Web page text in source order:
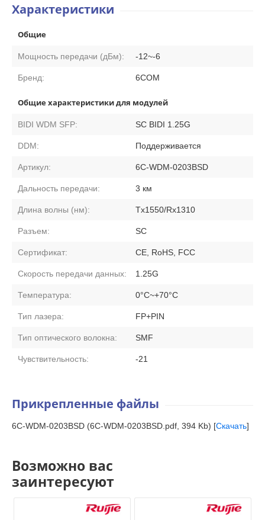
Характеристики
Общие
Мощность передачи (дБм): -12~-6
Бренд: 6COM
Общие характеристики для модулей
BIDI WDM SFP: SC BIDI 1.25G
DDM: Поддерживается
Артикул: 6C-WDM-0203BSD
Дальность передачи: 3 км
Длина волны (нм): Tx1550/Rx1310
Разъем: SC
Сертификат: CE, RoHS, FCC
Скорость передачи данных: 1.25G
Температура: 0°C~+70°C
Тип лазера: FP+PIN
Тип оптического волокна: SMF
Чувствительность: -21
Прикрепленные файлы
6C-WDM-0203BSD (6C-WDM-0203BSD.pdf, 394 Kb) [Скачать]
Возможно вас
заинтересуют